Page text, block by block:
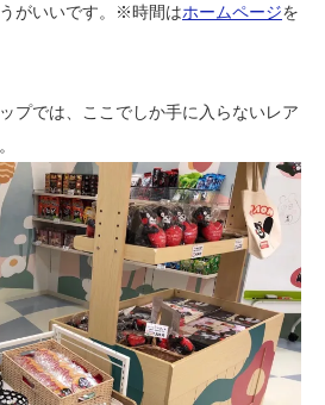
がいいです。※時間はホームページを
プでは、ここでしか手に入らないレア